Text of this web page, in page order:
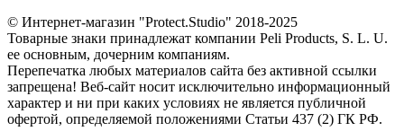
© Интернет-магазин "Protect.Studio" 2018-2025
Товарные знаки принадлежат компании Peli Products, S. L. U.
ее основным, дочерним компаниям.
Перепечатка любых материалов сайта без активной ссылки
запрещена! Веб-сайт носит исключительно информационный
характер и ни при каких условиях не является публичной
офертой, определяемой положениями Статьи 437 (2) ГК РФ.